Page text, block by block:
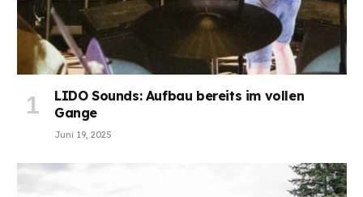
LIDO Sounds: Aufbau bereits im vollen
Gange
Juni 19, 2025